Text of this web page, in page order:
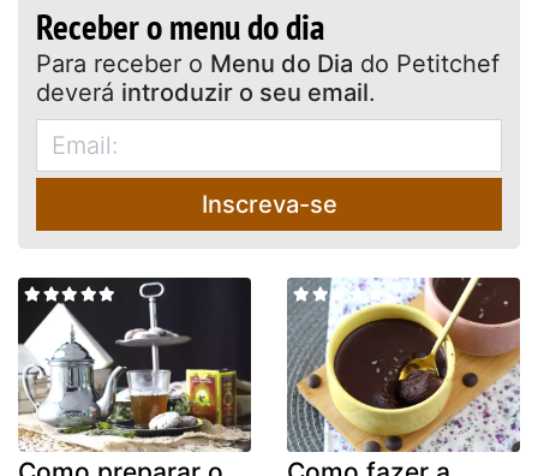
Receber o menu do dia
Para receber o Menu do Dia do Petitchef
deverá introduzir o seu email.
Inscreva-se